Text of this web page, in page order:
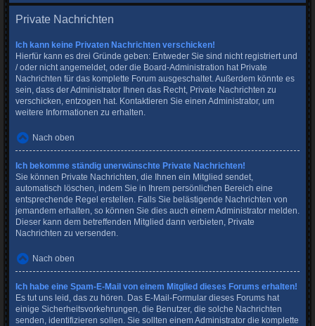
Private Nachrichten
Ich kann keine Privaten Nachrichten verschicken!
Hierfür kann es drei Gründe geben: Entweder Sie sind nicht registriert und
/ oder nicht angemeldet, oder die Board-Administration hat Private
Nachrichten für das komplette Forum ausgeschaltet. Außerdem könnte es
sein, dass der Administrator Ihnen das Recht, Private Nachrichten zu
verschicken, entzogen hat. Kontaktieren Sie einen Administrator, um
weitere Informationen zu erhalten.
Nach oben
Ich bekomme ständig unerwünschte Private Nachrichten!
Sie können Private Nachrichten, die Ihnen ein Mitglied sendet,
automatisch löschen, indem Sie in Ihrem persönlichen Bereich eine
entsprechende Regel erstellen. Falls Sie belästigende Nachrichten von
jemandem erhalten, so können Sie dies auch einem Administrator melden.
Dieser kann dem betreffenden Mitglied dann verbieten, Private
Nachrichten zu versenden.
Nach oben
Ich habe eine Spam-E-Mail von einem Mitglied dieses Forums erhalten!
Es tut uns leid, das zu hören. Das E-Mail-Formular dieses Forums hat
einige Sicherheitsvorkehrungen, die Benutzer, die solche Nachrichten
senden, identifizieren sollen. Sie sollten einem Administrator die komplette